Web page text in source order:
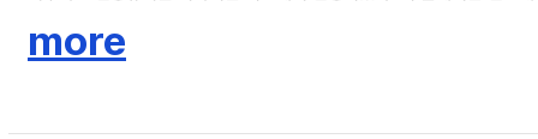
more